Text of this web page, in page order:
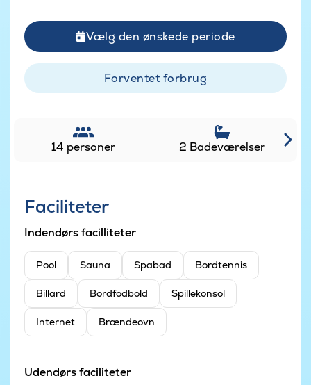
Vælg den ønskede periode
Forventet forbrug
14 personer 2 Badeværelser
Faciliteter
Indendørs facilliteter
Pool Sauna Spabad Bordtennis
Billard Bordfodbold Spillekonsol
Internet Brændeovn
Udendørs faciliteter